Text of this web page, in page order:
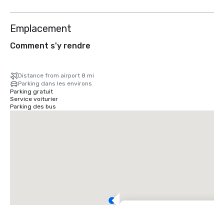
Emplacement
Comment s'y rendre
Distance from airport 8 mi
Parking dans les environs
Parking gratuit
Service voiturier
Parking des bus